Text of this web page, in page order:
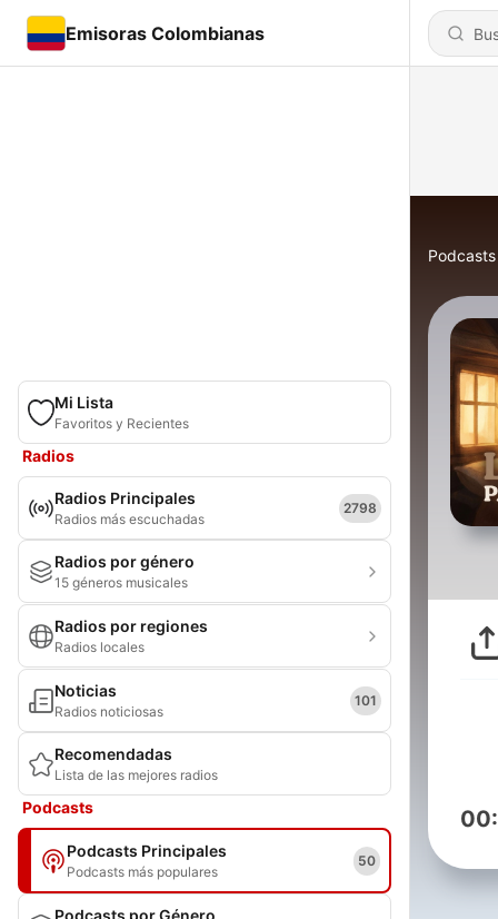
Emisoras Colombianas
Mi Lista
Favoritos y Recientes
Radios
Radios Principales
Radios más escuchadas
2798
Radios por género
15 géneros musicales
Radios por regiones
Radios locales
Noticias
Radios noticiosas
101
Recomendadas
Lista de las mejores radios
Podcasts
Podcasts Principales
Podcasts más populares
50
Podcasts por Género
Podcasts